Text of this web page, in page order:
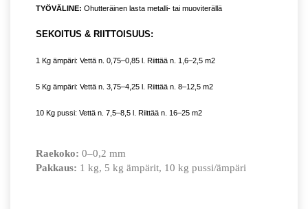
TYÖVÄLINE: Ohutteräinen lasta metalli- tai muoviterällä
SEKOITUS & RIITTOISUUS:
1 Kg ämpäri: Vettä n. 0,75–0,85 l. Riittää n. 1,6–2,5 m2
5 Kg ämpäri: Vettä n. 3,75–4,25 l. Riittää n. 8–12,5 m2
10 Kg pussi: Vettä n. 7,5–8,5 l. Riittää n. 16–25 m2
Raekoko: 0–0,2 mm
Pakkaus: 1 kg, 5 kg ämpärit, 10 kg pussi/ämpäri